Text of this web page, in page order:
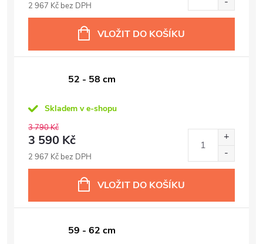
2 967 Kč bez DPH
VLOŽIT DO KOŠÍKU
52 - 58 cm
Skladem v e-shopu
3 790 Kč
3 590 Kč
2 967 Kč bez DPH
VLOŽIT DO KOŠÍKU
59 - 62 cm